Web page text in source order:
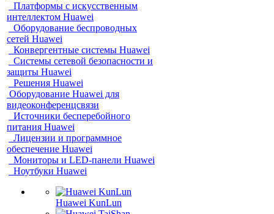
Платформы с искусственным
интеллектом Huawei
Оборудование беспроводных
сетей Huawei
Конвергентные системы Huawei
Системы сетевой безопасности и
защиты Huawei
Решения Huawei
Оборудование Huawei для
видеоконференцсвязи
Источники бесперебойного
питания Huawei
Лицензии и программное
обеспечение Huawei
Мониторы и LED-панели Huawei
Ноутбуки Huawei
Huawei KunLun